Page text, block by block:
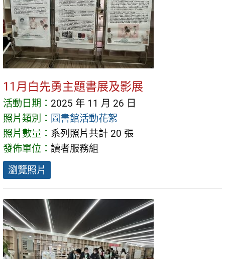
11月白先勇主題書展及影展
活動日期： 2025 年 11 月 26 日
照片類別： 圖書館活動花絮
照片數量： 系列照片共計 20 張
發佈單位： 讀者服務組
瀏覽照片